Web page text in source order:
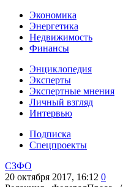
Экономика
Энергетика
Недвижимость
Финансы
Энциклопедия
Эксперты
Экспертные мнения
Личный взгляд
Интервью
Подписка
Спецпроекты
СЗФО
20 октября 2017, 16:12 0